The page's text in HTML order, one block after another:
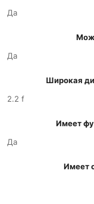
Да
Да
Широкая
2.2 f
Имеет
Да
Имеет